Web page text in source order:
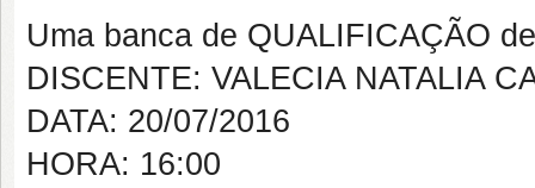
Uma banca de QUALIFICAÇÃO
DISCENTE: VALECIA NATALIA
DATA: 20/07/2016
HORA: 16:00